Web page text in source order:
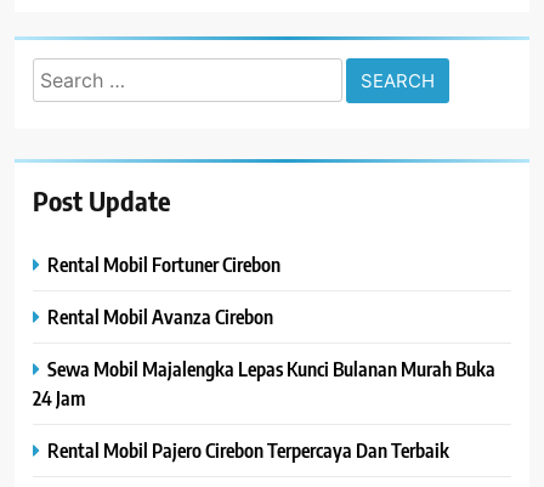
Search
for:
Post Update
Rental Mobil Fortuner Cirebon
Rental Mobil Avanza Cirebon
Sewa Mobil Majalengka Lepas Kunci Bulanan Murah Buka
24 Jam
Rental Mobil Pajero Cirebon Terpercaya Dan Terbaik